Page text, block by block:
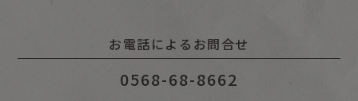
お電話によるお問合せ
0568-68-8662